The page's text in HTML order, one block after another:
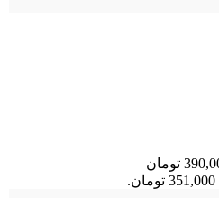
قیمت اصلی: 390,000 تومان